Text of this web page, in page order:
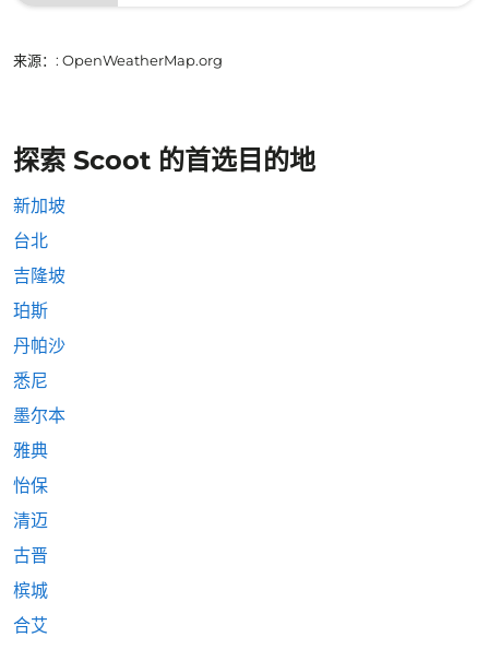
来源： : OpenWeatherMap.org
探索 Scoot 的首选目的地
新加坡
台北
吉隆坡
珀斯
丹帕沙
悉尼
墨尔本
雅典
怡保
清迈
古晋
槟城
合艾